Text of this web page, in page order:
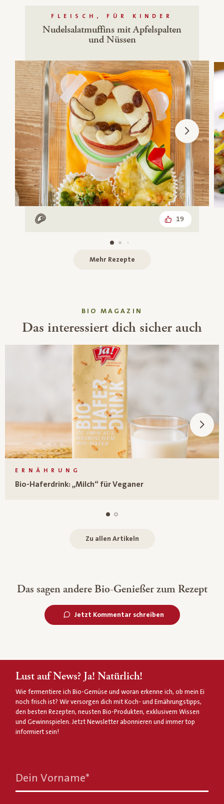
FLEISCH, FÜR KINDER
Nudelsalatmuffins mit Apfelspalten
und Nüssen
Mit Fleisch 19
Mehr Rezepte
BIO MAGAZIN
Das interessiert dich sicher auch
ERNÄHRUNG
Bio-Haferdrink: „Milch“ für Veganer
Zu allen Artikeln
Das sagen andere Bio-Genießer zum Rezept
Jetzt Kommentar schreiben
Lust auf News? Ja! Natürlich!
Wie fermentiere ich Bio-Gemüse und woran erkenne ich, ob mein Ei
noch frisch ist? Wir versorgen dich mit Koch- und Ernährungstipps,
den besten Rezepten, neusten Bio-Produkten, exklusivem Wissen
und Gewinnspielen. Jetzt Newsletter abonnieren und immer top
informiert sein!
Dein Vorname*